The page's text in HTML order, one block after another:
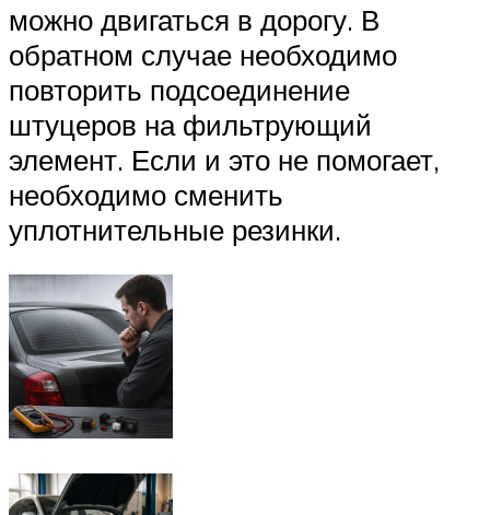
можно двигаться в дорогу. В
обратном случае необходимо
повторить подсоединение
штуцеров на фильтрующий
элемент. Если и это не помогает,
необходимо сменить
уплотнительные резинки.